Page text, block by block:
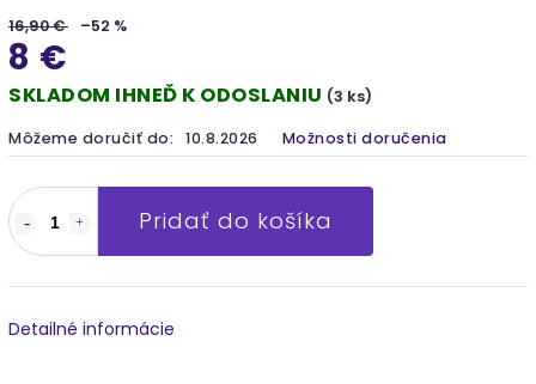
16,90 € –52 %
8 €
SKLADOM IHNEĎ K ODOSLANIU (3 ks)
Môžeme doručiť do: 10.8.2026 Možnosti doručenia
Pridať do košíka
Detailné informácie